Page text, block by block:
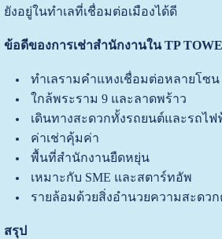
ยังอยู่ในทำเลที่เชื่อมต่อเมืองได้ดี
ข้อดีของการเช่าสำนักงานใน TP
ทำเลรามคำแหงเชื่อมต่อหลายโซน
ใกล้พระราม 9 และลาดพร้าว
เดินทางสะดวกทั้งรถยนต์และรถไฟ
ค่าเช่าคุ้มค่า
พื้นที่สำนักงานยืดหยุ่น
เหมาะกับ SME และสตาร์ทอัพ
รายล้อมด้วยสิ่งอำนวยความสะดว
สรุป